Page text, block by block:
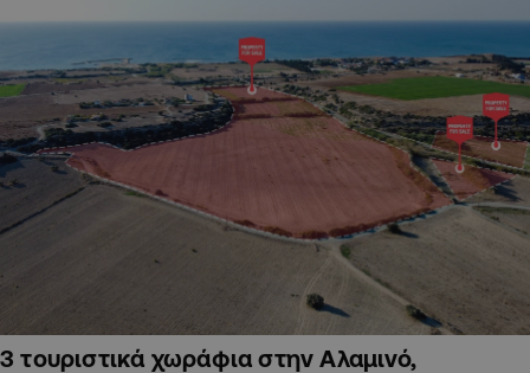
3 τουριστικά χωράφια στην Αλαμινό,